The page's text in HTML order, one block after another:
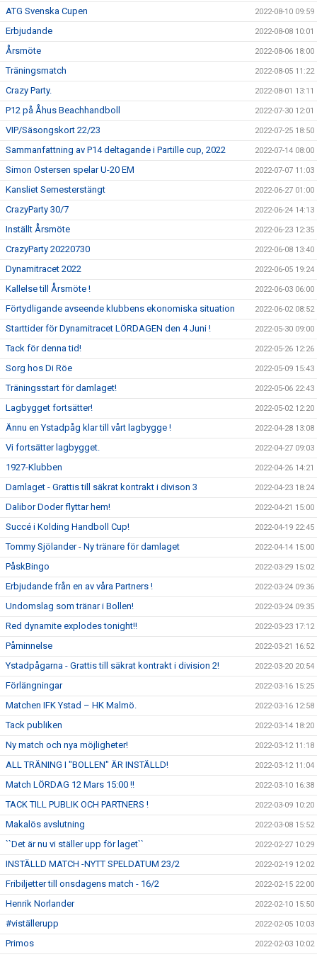
ATG Svenska Cupen 2022-08-10 09:59
Erbjudande 2022-08-08 10:01
Årsmöte 2022-08-06 18:00
Träningsmatch 2022-08-05 11:22
Crazy Party. 2022-08-01 13:11
P12 på Åhus Beachhandboll 2022-07-30 12:01
VIP/Säsongskort 22/23 2022-07-25 18:50
Sammanfattning av P14 deltagande i Partille cup, 2022 2022-07-14 08:00
Simon Ostersen spelar U-20 EM 2022-07-07 11:03
Kansliet Semesterstängt 2022-06-27 01:00
CrazyParty 30/7 2022-06-24 14:13
Inställt Årsmöte 2022-06-23 12:35
CrazyParty 20220730 2022-06-08 13:40
Dynamitracet 2022 2022-06-05 19:24
Kallelse till Årsmöte ! 2022-06-03 06:00
Förtydligande avseende klubbens ekonomiska situation 2022-06-02 08:52
Starttider för Dynamitracet LÖRDAGEN den 4 Juni ! 2022-05-30 09:00
Tack för denna tid! 2022-05-26 12:26
Sorg hos Di Röe 2022-05-09 15:43
Träningsstart för damlaget! 2022-05-06 22:43
Lagbygget fortsätter! 2022-05-02 12:20
Ännu en Ystadpåg klar till vårt lagbygge ! 2022-04-28 13:08
Vi fortsätter lagbygget. 2022-04-27 09:03
1927-Klubben 2022-04-26 14:21
Damlaget - Grattis till säkrat kontrakt i divison 3 2022-04-23 18:24
Dalibor Doder flyttar hem! 2022-04-21 15:00
Succé i Kolding Handboll Cup! 2022-04-19 22:45
Tommy Sjölander - Ny tränare för damlaget 2022-04-14 15:00
PåskBingo 2022-03-29 15:02
Erbjudande från en av våra Partners ! 2022-03-24 09:36
Undomslag som tränar i Bollen! 2022-03-24 09:35
Red dynamite explodes tonight!! 2022-03-23 17:12
Påminnelse 2022-03-21 16:52
Ystadpågarna - Grattis till säkrat kontrakt i division 2! 2022-03-20 20:54
Förlängningar 2022-03-16 15:25
Matchen IFK Ystad – HK Malmö. 2022-03-16 12:58
Tack publiken 2022-03-14 18:20
Ny match och nya möjligheter! 2022-03-12 11:18
ALL TRÄNING I "BOLLEN" ÄR INSTÄLLD! 2022-03-12 11:04
Match LÖRDAG 12 Mars 15:00 !! 2022-03-10 16:38
TACK TILL PUBLIK OCH PARTNERS ! 2022-03-09 10:20
Makalös avslutning 2022-03-08 15:52
``Det är nu vi ställer upp för laget`` 2022-02-27 10:29
INSTÄLLD MATCH -NYTT SPELDATUM 23/2 2022-02-19 12:02
Fribiljetter till onsdagens match - 16/2 2022-02-15 22:00
Henrik Norlander 2022-02-10 15:50
#viställerupp 2022-02-05 10:03
Primos 2022-02-03 10:02